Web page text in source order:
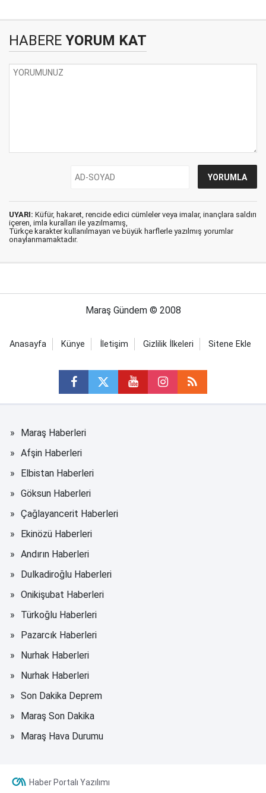
HABERE YORUM KAT
UYARI: Küfür, hakaret, rencide edici cümleler veya imalar, inançlara saldırı
içeren, imla kuralları ile yazılmamış,
Türkçe karakter kullanılmayan ve büyük harflerle yazılmış yorumlar
onaylanmamaktadır.
Maraş Gündem © 2008
Anasayfa Künye İletişim Gizlilik İlkeleri Sitene Ekle
Maraş Haberleri
Afşin Haberleri
Elbistan Haberleri
Göksun Haberleri
Çağlayancerit Haberleri
Ekinözü Haberleri
Andırın Haberleri
Dulkadiroğlu Haberleri
Onikişubat Haberleri
Türkoğlu Haberleri
Pazarcık Haberleri
Nurhak Haberleri
Nurhak Haberleri
Son Dakika Deprem
Maraş Son Dakika
Maraş Hava Durumu
Haber Portalı Yazılımı